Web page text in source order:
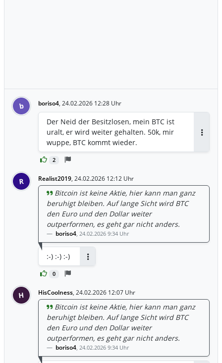
b boriso4, 24.02.2026 12:28 Uhr
2
Der Neid der Besitzlosen, mein BTC ist
uralt, er wird weiter gehalten. 50k, mir
wuppe, BTC kommt wieder.
R Realist2019, 24.02.2026 12:12 Uhr
0
Bitcoin ist keine Aktie, hier kann man ganz
beruhigt bleiben. Auf lange Sicht wird BTC
den Euro und den Dollar weiter
outperformen, es geht gar nicht anders.
boriso4, 24.02.2026 9:34 Uhr
:-) :-) :-)
H HisCoolness, 24.02.2026 12:07 Uhr
Bitcoin ist keine Aktie, hier kann man ganz
beruhigt bleiben. Auf lange Sicht wird BTC
den Euro und den Dollar weiter
outperformen, es geht gar nicht anders.
boriso4, 24.02.2026 9:34 Uhr